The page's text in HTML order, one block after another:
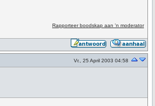
Rapporteer boodskap aan 'n moderator
Vr., 25 April 2003 04:58